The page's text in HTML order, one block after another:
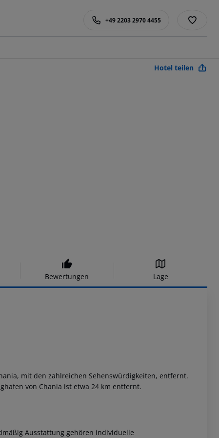
+49 2203 2970 4455
Hotel teilen
Bewertungen Lage
mit den zahlreichen Sehenswürdigkeiten, entfernt.
von Chania ist etwa 24 km entfernt.
Ausstattung gehören individuelle